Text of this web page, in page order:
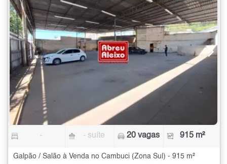
- - suíte 20 vagas 915 m²
Galpão / Salão à Venda no Cambuci (Zona Sul) - 915 m²